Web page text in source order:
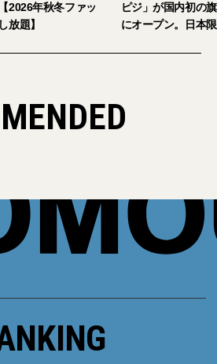
2026年秋冬ファッ
放題】
ピジ」が国内初の
にオープン。日本